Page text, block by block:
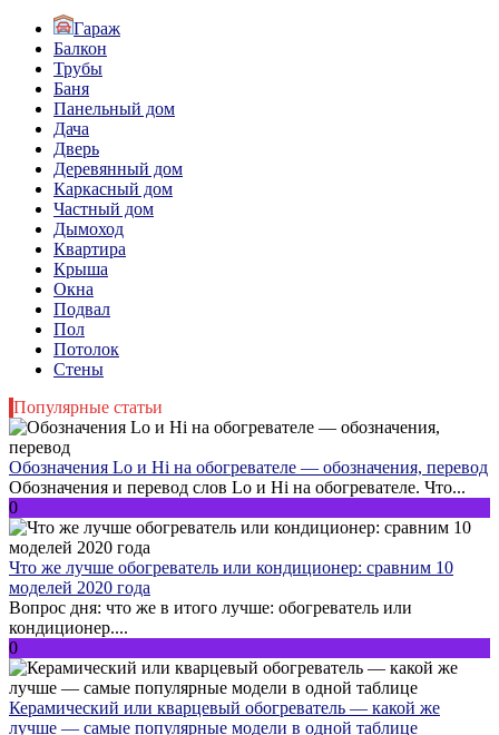
Гараж
Балкон
Трубы
Баня
Панельный дом
Дача
Дверь
Деревянный дом
Каркасный дом
Частный дом
Дымоход
Квартира
Крыша
Окна
Подвал
Пол
Потолок
Стены
Популярные статьи
Обозначения Lo и Hi на обогревателе — обозначения, перевод
Обозначения и перевод слов Lo и Hi на обогревателе. Что...
0
Что же лучше обогреватель или кондиционер: сравним 10
моделей 2020 года
Вопрос дня: что же в итого лучше: обогреватель или
кондиционер....
0
Керамический или кварцевый обогреватель — какой же
лучше — самые популярные модели в одной таблице